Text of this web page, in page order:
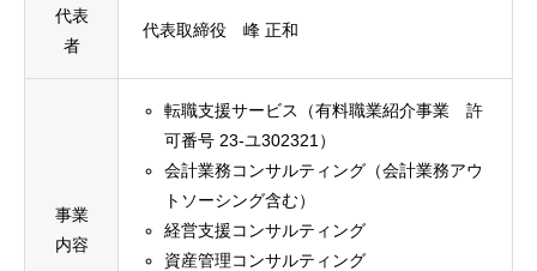
代表
者
代表取締役 峰 正和
事業
内容
転職支援サービス（有料職業紹介事業 許
可番号 23-ユ302321）
会計業務コンサルティング（会計業務アウ
トソーシング含む）
経営支援コンサルティング
資産管理コンサルティング